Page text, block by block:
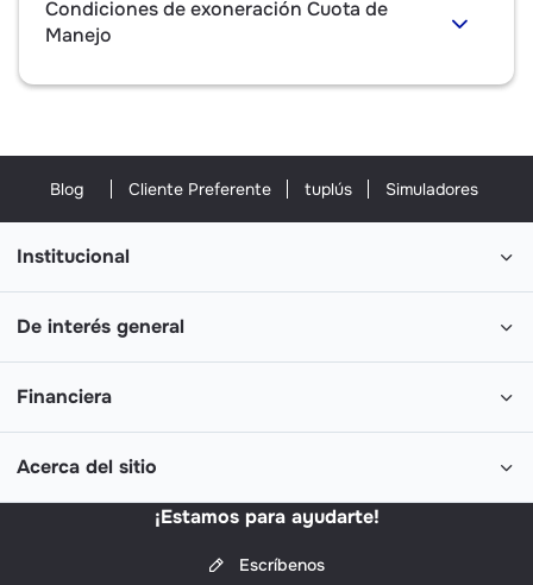
Condiciones de exoneración Cuota de
Manejo
Blog Cliente Preferente tuplús Simuladores
Institucional
De interés general
Financiera
Acerca del sitio
¡Estamos para ayudarte!
Escríbenos